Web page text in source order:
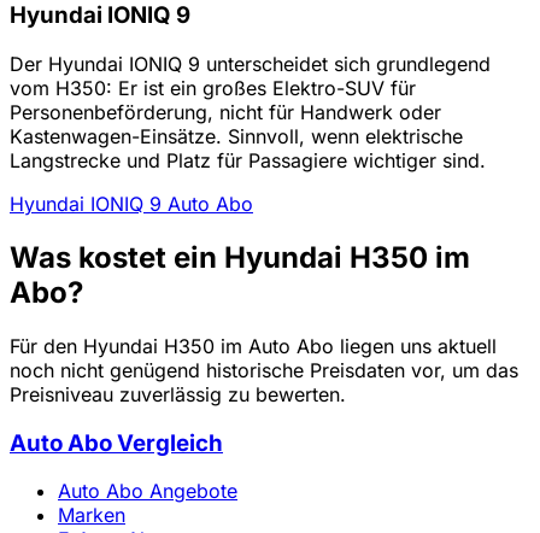
Hyundai IONIQ 9
Der Hyundai IONIQ 9 unterscheidet sich grundlegend
vom H350: Er ist ein großes Elektro-SUV für
Personenbeförderung, nicht für Handwerk oder
Kastenwagen-Einsätze. Sinnvoll, wenn elektrische
Langstrecke und Platz für Passagiere wichtiger sind.
Hyundai IONIQ 9 Auto Abo
Was kostet ein Hyundai H350 im
Abo?
Für den Hyundai H350 im Auto Abo liegen uns aktuell
noch nicht genügend historische Preisdaten vor, um das
Preisniveau zuverlässig zu bewerten.
Auto Abo Vergleich
Auto Abo Angebote
Marken